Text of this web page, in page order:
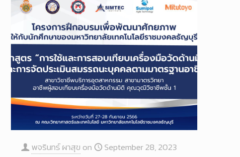
พจรินทร์ ผาสุข on September 28, 2023